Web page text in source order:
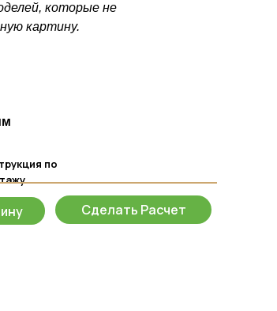
Сделать Расчет
которые не
картину.
по